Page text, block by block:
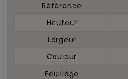
Référence
Hauteur
Largeur
Couleur
Feuillage